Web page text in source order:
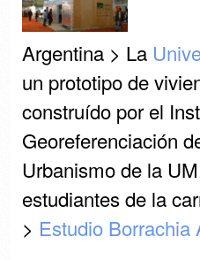
Argentina > La
un prototipo de
construído por el
Georeferenciación
Urbanismo de la
estudiantes de la
> Estudio Borrachia